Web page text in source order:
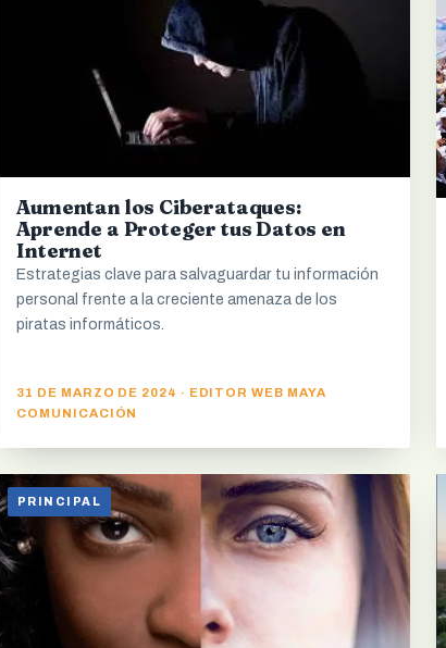
Aumentan los Ciberataques:
Aprende a Proteger tus Datos en
Internet
Estrategias clave para salvaguardar tu información
personal frente a la creciente amenaza de los
piratas informáticos.
31 DE MARZO DE 2024 · EDITOR WEB MAYA
COMUNICACIÓN
PRINCIPAL